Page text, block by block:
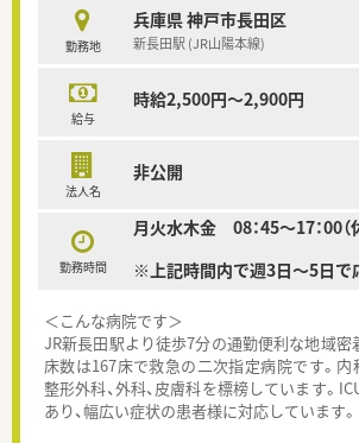
勤務地
兵庫県 神戸市長田区
新長田駅 (JR山陽本線)
給与
時給2,500円～2,900円
法人名
非公開
勤務時間
月火水木金 08：45～17：00（
※上記時間内で週3日～5日で
＜こんな病院です＞
JR新長田駅より徒歩7分の通勤便利な地域密
床数は167床で救急の二次指定病院です。内
整形外科、外科、皮膚科を標榜しています。
あり、幅広い症状の患者様に対応しています。